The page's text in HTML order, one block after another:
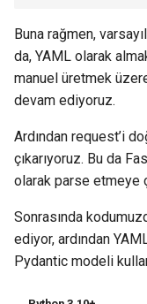
Buna rağmen,
da, YAML olarak
manuel üretmek
devam ediyoruz.
Ardından request’i
çıkarıyoruz. Bu da
olarak parse etmeye
Sonrasında
ediyor, ardından
Pydantic modeli